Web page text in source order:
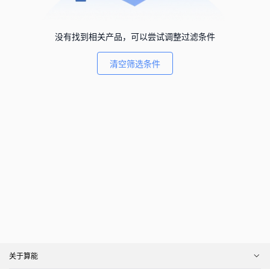
没有找到相关产品，可以尝试调整过滤条件
清空筛选条件
关于算能